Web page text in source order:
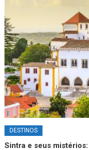
DESTINOS
Sintra e seus